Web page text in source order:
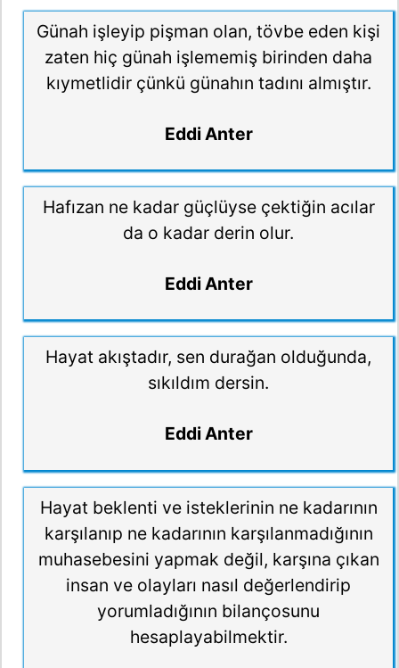
Günah işleyip pişman olan, tövbe eden kişi
zaten hiç günah işlememiş birinden daha
kıymetlidir çünkü günahın tadını almıştır.
Eddi Anter
Hafızan ne kadar güçlüyse çektiğin acılar
da o kadar derin olur.
Eddi Anter
Hayat akıştadır, sen durağan olduğunda,
sıkıldım dersin.
Eddi Anter
Hayat beklenti ve isteklerinin ne kadarının
karşılanıp ne kadarının karşılanmadığının
muhasebesini yapmak değil, karşına çıkan
insan ve olayları nasıl değerlendirip
yorumladığının bilançosunu
hesaplayabilmektir.